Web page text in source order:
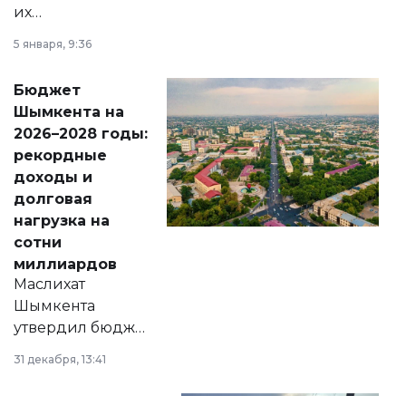
их
принести
народу
Венесуэлы.
5 января, 9:36
Бюджет
Шымкента на
2026–2028 годы:
рекордные
доходы и
долговая
нагрузка на
сотни
миллиардов
Маслихат
Шымкента
утвердил бюджет
города на 2026–
2028 годы.
31 декабря, 13:41